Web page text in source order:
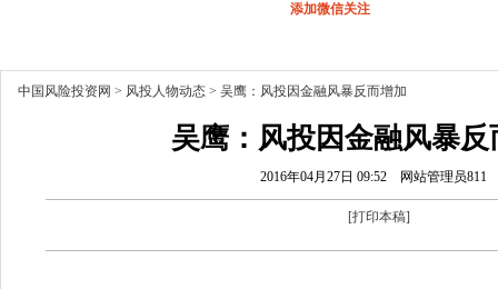
添加微信关注
中国风险投资网 > 风投人物动态 > 吴鹰：风投因金融风暴反而增加
吴鹰：风投因金融风暴反
2016年04月27日 09:52 网站管理员811
[打印本稿]